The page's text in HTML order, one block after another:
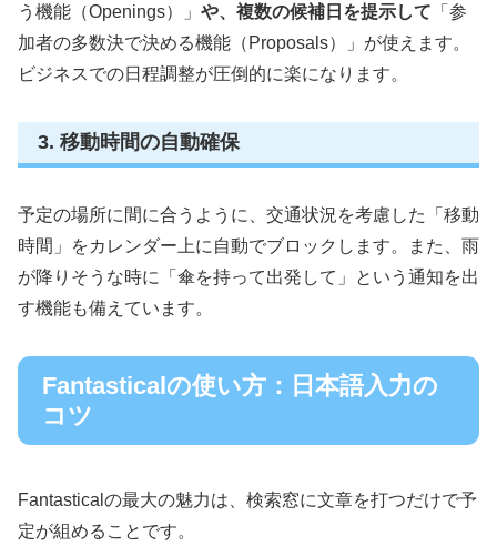
う機能（Openings）」 や、複数の候補日を提示して 「参
加者の多数決で決める機能（Proposals）」が使えます。
ビジネスでの日程調整が圧倒的に楽になります。
3. 移動時間の自動確保
予定の場所に間に合うように、交通状況を考慮した「移動
時間」をカレンダー上に自動でブロックします。また、雨
が降りそうな時に「傘を持って出発して」という通知を出
す機能も備えています。
Fantasticalの使い方：日本語入力の
コツ
Fantasticalの最大の魅力は、検索窓に文章を打つだけで予
定が組めることです。